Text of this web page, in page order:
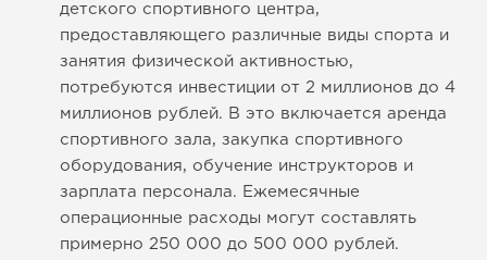
детского спортивного центра,
предоставляющего различные виды спорта и
занятия физической активностью,
потребуются инвестиции от 2 миллионов до 4
миллионов рублей. В это включается аренда
спортивного зала, закупка спортивного
оборудования, обучение инструкторов и
зарплата персонала. Ежемесячные
операционные расходы могут составлять
примерно 250 000 до 500 000 рублей.